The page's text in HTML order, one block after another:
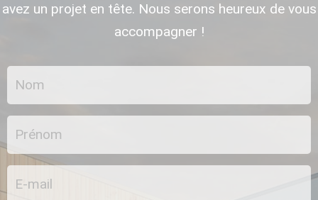
avez un projet en tête. Nous serons heureux de vous
accompagner !